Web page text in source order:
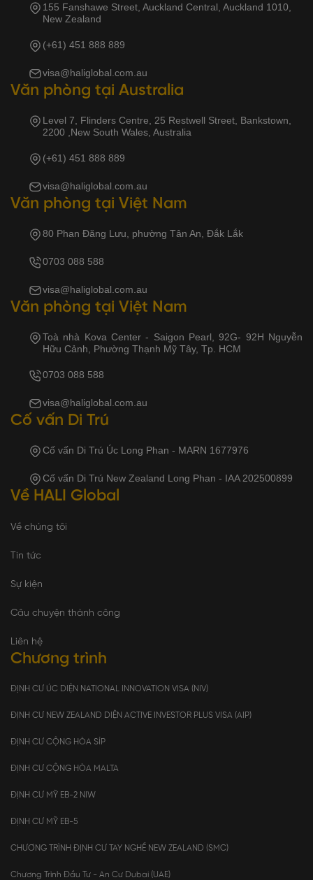
155 Fanshawe Street, Auckland Central, Auckland 1010,
New Zealand
(+61) 451 888 889
visa@haliglobal.com.au
Văn phòng tại Australia
Level 7, Flinders Centre, 25 Restwell Street, Bankstown,
2200 ,New South Wales, Australia
(+61) 451 888 889
visa@haliglobal.com.au
Văn phòng tại Việt Nam
80 Phan Đăng Lưu, phường Tân An, Đắk Lắk
0703 088 588
visa@haliglobal.com.au
Văn phòng tại Việt Nam
Toà nhà Kova Center - Saigon Pearl, 92G- 92H Nguyễn
Hữu Cảnh, Phường Thạnh Mỹ Tây, Tp. HCM
0703 088 588
visa@haliglobal.com.au
Cố vấn Di Trú
Cố vấn Di Trú Úc Long Phan - MARN 1677976
Cố vấn Di Trú New Zealand Long Phan - IAA 202500899
Về HALI Global
Về chúng tôi
Tin tức
Sự kiện
Câu chuyện thành công
Liên hệ
Chương trình
ĐỊNH CƯ ÚC DIỆN NATIONAL INNOVATION VISA (NIV)
ĐỊNH CƯ NEW ZEALAND DIỆN ACTIVE INVESTOR PLUS VISA (AIP)
ĐỊNH CƯ CỘNG HÒA SÍP
ĐỊNH CƯ CỘNG HÒA MALTA
ĐỊNH CƯ MỸ EB-2 NIW
ĐỊNH CƯ MỸ EB-5
CHƯƠNG TRÌNH ĐỊNH CƯ TAY NGHỀ NEW ZEALAND (SMC)
Chương Trình Đầu Tư - An Cư Dubai (UAE)